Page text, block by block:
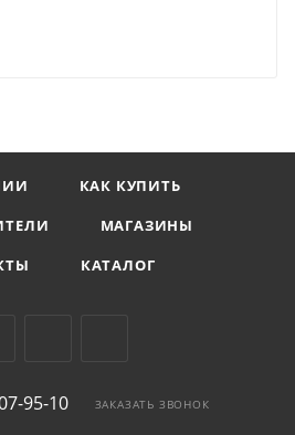
КАК КУПИТЬ
МАГАЗИНЫ
КАТАЛОГ
95-10 ЗАКАЗАТЬ ЗВОНОК